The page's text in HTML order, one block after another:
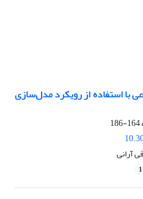
با استفاده از رویکرد مدل‌سازی
164-186
آرانی